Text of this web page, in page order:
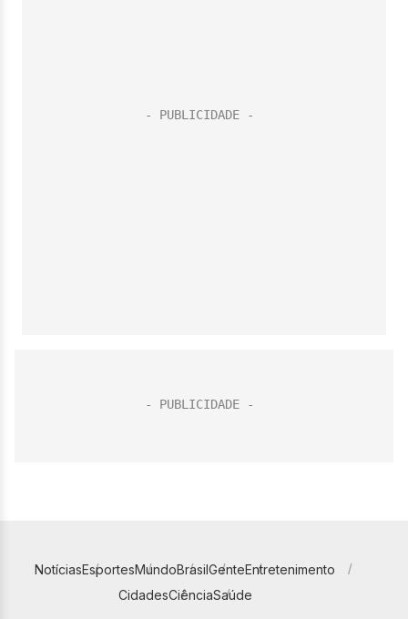
NotíciasEsportesMundoBrasilGenteEntretenimento
CidadesCiênciaSaúde